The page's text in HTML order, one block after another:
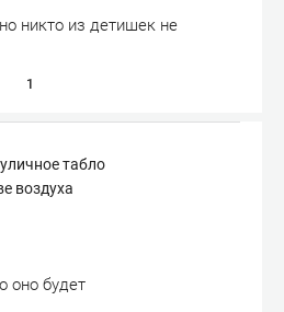
никто из детишек не
1
табло
воздуха
оно будет